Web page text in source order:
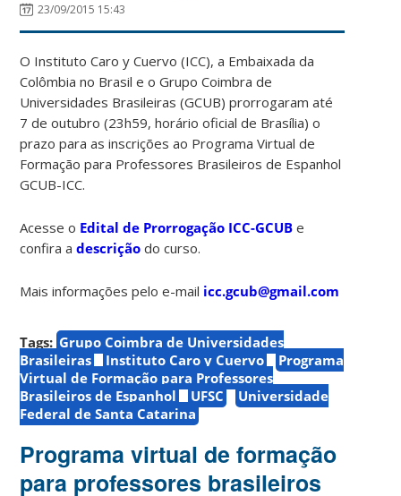
23/09/2015 15:43
O Instituto Caro y Cuervo (ICC), a Embaixada da
Colômbia no Brasil e o Grupo Coimbra de
Universidades Brasileiras (GCUB) prorrogaram até
7 de outubro (23h59, horário oficial de Brasília) o
prazo para as inscrições ao Programa Virtual de
Formação para Professores Brasileiros de Espanhol
GCUB-ICC.
Acesse o Edital de Prorrogação ICC-GCUB e
confira adescrição do curso.
Mais informações pelo e-mail icc.gcub@gmail.com
Tags: Grupo Coimbra de Universidades
Brasileiras
Instituto Caro y Cuervo
Programa
Virtual de Formação para Professores
Brasileiros de Espanhol
UFSC
Universidade
Federal de Santa Catarina
Programa virtual de formação
para professores brasileiros